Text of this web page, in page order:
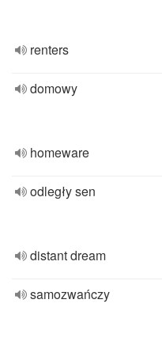
renters
domowy
homeware
odległy sen
distant dream
samozwańczy